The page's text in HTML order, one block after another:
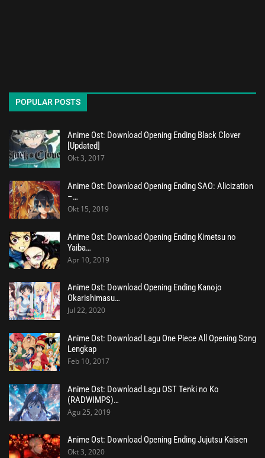
POPULAR POSTS
Anime Ost: Download Opening Ending Black Clover
[Updated]
Okt 3, 2017
Anime Ost: Download Opening Ending SAO: Alicization
–…
Okt 15, 2019
Anime Ost: Download Opening Ending Kimetsu no
Yaiba…
Apr 10, 2019
Anime Ost: Download Opening Ending Kanojo
Okarishimasu…
Jul 22, 2020
Anime Ost: Download Lagu One Piece All Opening Song
Lengkap
Feb 10, 2017
Anime Ost: Download Lagu OST Tenki no Ko
(RADWIMPS)…
Agu 25, 2019
Anime Ost: Download Opening Ending Jujutsu Kaisen
Okt 3, 2020